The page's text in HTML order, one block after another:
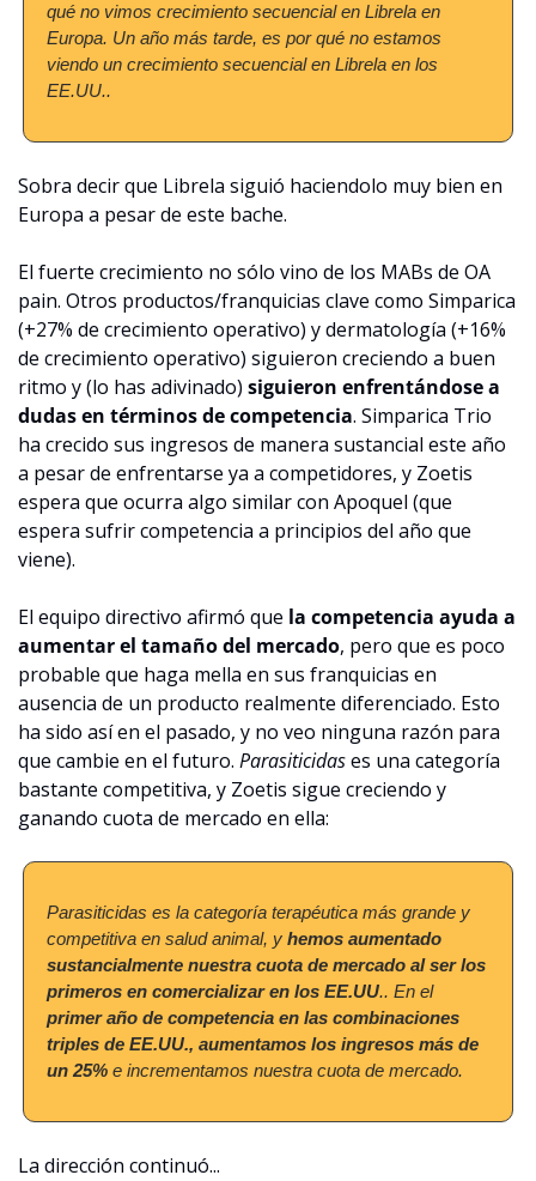
qué no vimos crecimiento secuencial en Librela en
Europa. Un año más tarde, es por qué no estamos
viendo un crecimiento secuencial en Librela en los
EE.UU..
Sobra decir que Librela siguió haciendolo muy bien en
Europa a pesar de este bache.
El fuerte crecimiento no sólo vino de los MABs de OA
pain. Otros productos/franquicias clave como Simparica
(+27% de crecimiento operativo) y dermatología (+16%
de crecimiento operativo) siguieron creciendo a buen
ritmo y (lo has adivinado) siguieron enfrentándose a
dudas en términos de competencia. Simparica Trio
ha crecido sus ingresos de manera sustancial este año
a pesar de enfrentarse ya a competidores, y Zoetis
espera que ocurra algo similar con Apoquel (que
espera sufrir competencia a principios del año que
viene).
El equipo directivo afirmó que la competencia ayuda a
aumentar el tamaño del mercado, pero que es poco
probable que haga mella en sus franquicias en
ausencia de un producto realmente diferenciado. Esto
ha sido así en el pasado, y no veo ninguna razón para
que cambie en el futuro. Parasiticidas es una categoría
bastante competitiva, y Zoetis sigue creciendo y
ganando cuota de mercado en ella:
Parasiticidas es la categoría terapéutica más grande y
competitiva en salud animal, y hemos aumentado
sustancialmente nuestra cuota de mercado al ser los
primeros en comercializar en los EE.UU
.. En el
primer año de competencia en las combinaciones
triples de EE.UU., aumentamos los ingresos más de
un 25% e incrementamos nuestra cuota de mercado.
La dirección continuó...